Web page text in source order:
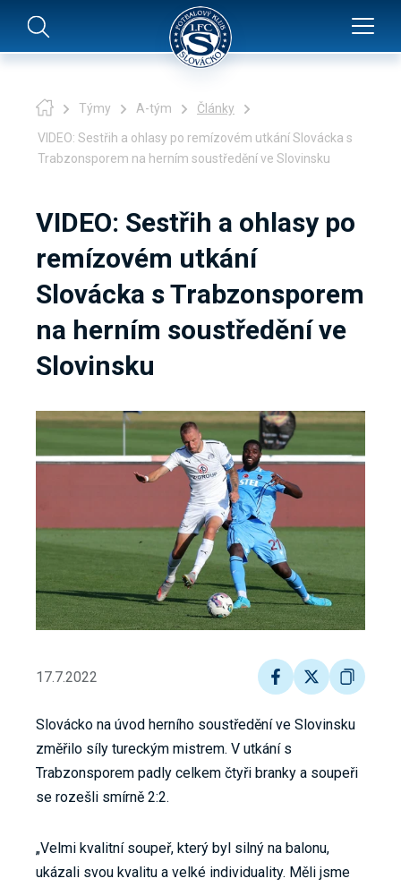
Týmy A-tým Články
VIDEO: Sestřih a ohlasy po remízovém utkání Slovácka s
Trabzonsporem na herním soustředění ve Slovinsku
VIDEO: Sestřih a ohlasy po
remízovém utkání
Slovácka s Trabzonsporem
na herním soustředění ve
Slovinsku
17.7.2022
Slovácko na úvod herního soustředění ve Slovinsku
změřilo síly tureckým mistrem. V utkání s
Trabzonsporem padly celkem čtyři branky a soupeři
se rozešli smírně 2:2.
„Velmi kvalitní soupeř, který byl silný na balonu,
ukázali svou kvalitu a velké individuality. Měli jsme